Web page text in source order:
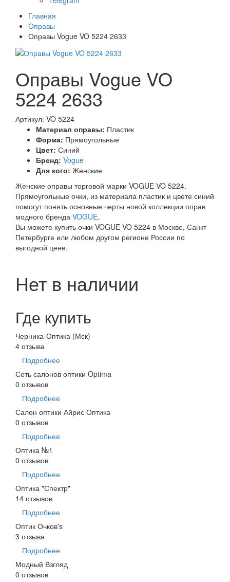
Главная
Оправы
Оправы Vogue VO 5224 2633
Оправы Vogue VO
5224 2633
Артикул: VO 5224
Материал оправы: Пластик
Форма: Прямоугольные
Цвет: Синий
Бренд: Vogue
Для кого: Женские
Женские оправы торговой марки VOGUE VO 5224.
Прямоугольные очки, из материала пластик и цвете синий
помогут понять основные черты новой коллекции оправ
модного бренда VOGUE.
Вы можете купить очки VOGUE VO 5224 в Москве, Санкт-
Петербурге или любом другом регионе России по
выгодной цене.
Нет в наличии
Где купить
Черника-Оптика (Мск)
4 отзыва
Подробнее
Сеть салонов оптики Optima
0 отзывов
Подробнее
Салон оптики Айрис Оптика
0 отзывов
Подробнее
Оптика №1
0 отзывов
Подробнее
Оптика "Спектр"
14 отзывов
Подробнее
Оптик Очков's
3 отзыва
Подробнее
Модный Взгляд
0 отзывов